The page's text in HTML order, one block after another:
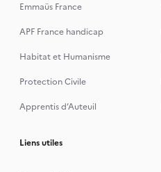
Emmaüs France
APF France handicap
Habitat et Humanisme
Protection Civile
Apprentis d’Auteuil
Liens utiles